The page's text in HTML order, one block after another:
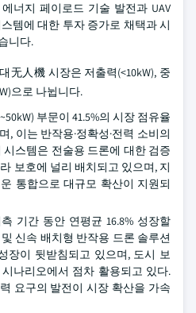
너지 페이로드 기술 발전과 UAV
템에 대한 투자 증가로 채택과 시
니다.
无人機 시장은 저출력(<10kW), 중
으로 나뉩니다.
부문이 41.5%의 시장 점유율
, 이는 반작용·정확성·전력 소비의
스템은 전술용 드론에 대한 검증
보호에 널리 배치되고 있으며, 지
통합으로 대규모 확산이 지원되
기간 동안 연평균 16.8% 성장할
신속 배치형 반작용 드론 솔루션
장이 뒷받침되고 있으며, 도시 보
나리오에서 점차 활용되고 있다.
요구의 발전이 시장 확산을 가속